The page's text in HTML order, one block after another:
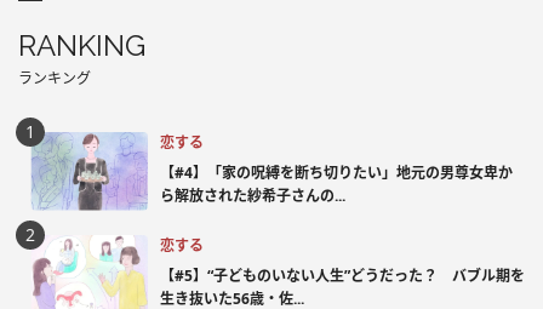
RANKING
ランキング
恋する
【#4】「家の呪縛を断ち切りたい」地元の男尊女卑か
ら解放された紗希子さんの...
恋する
【#5】“子どものいない人生”どうだった？ バブル期を
生き抜いた56歳・佐...